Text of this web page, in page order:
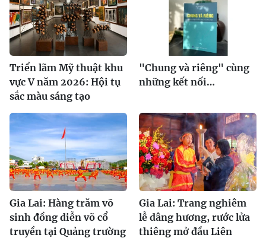
Triển lãm Mỹ thuật khu
vực V năm 2026: Hội tụ
sắc màu sáng tạo
"Chung và riêng" cùng
những kết nối…
Gia Lai: Hàng trăm võ
sinh đồng diễn võ cổ
truyền tại Quảng trường
Gia Lai: Trang nghiêm
lễ dâng hương, rước lửa
thiêng mở đầu Liên